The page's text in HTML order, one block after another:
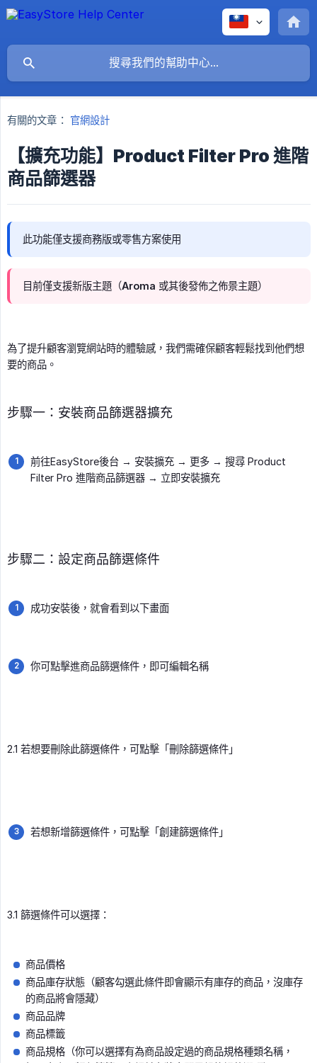
有關的文章： 官網設計
【擴充功能】Product Filter Pro 進階
商品篩選器
此功能僅支援商務版或零售方案使用
目前僅支援新版主題（Aroma 或其後發佈之佈景主題）
為了提升顧客瀏覽網站時的體驗感，我們需確保顧客輕鬆找到他們想
要的商品。
步驟一：安裝商品篩選器擴充
前往EasyStore後台 → 安裝擴充 → 更多 → 搜尋 Product
Filter Pro 進階商品篩選器 → 立即安裝擴充
步驟二：設定商品篩選條件
成功安裝後，就會看到以下畫面
你可點擊進商品篩選條件，即可編輯名稱
2.1 若想要刪除此篩選條件，可點擊「刪除篩選條件」
若想新增篩選條件，可點擊「創建篩選條件」
3.1 篩選條件可以選擇：
商品價格
商品庫存狀態（顧客勾選此條件即會顯示有庫存的商品，沒庫存
的商品將會隱藏）
商品品牌
商品標籤
商品規格（你可以選擇有為商品設定過的商品規格種類名稱，